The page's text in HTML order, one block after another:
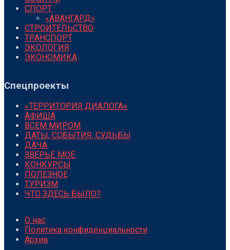
СПОРТ
«АВАНГАРД»
СТРОИТЕЛЬСТВО
ТРАНСПОРТ
ЭКОЛОГИЯ
ЭКОНОМИКА
Спецпроекты
«ТЕРРИТОРИЯ ДИАЛОГА»
АФИША
ВСЕМ МИРОМ
ДАТЫ, СОБЫТИЯ, СУДЬБЫ
ДАЧА
ЗВЕРЬЁ МОЁ
КОНКУРСЫ
ПОЛЕЗНОЕ
ТУРИЗМ
ЧТО ЗДЕСЬ БЫЛО?
О нас
Политика конфиденциальности
Архив